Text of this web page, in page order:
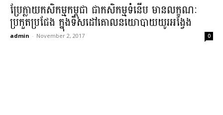
ប្រែក្លាយ​កសិកម្ម​កម្ពុជា ជា​កសិកម្ម​ទំនើប មាន​លក្ខណៈ​
ប្រកួតប្រជែង ក្នុងទិសដៅ​គោលនយោបាយ​យូរអង្វែង
admin - November 2, 2017 0